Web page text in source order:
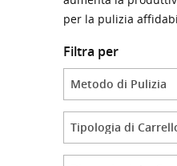
per la pulizia
Filtra per
Category
Category